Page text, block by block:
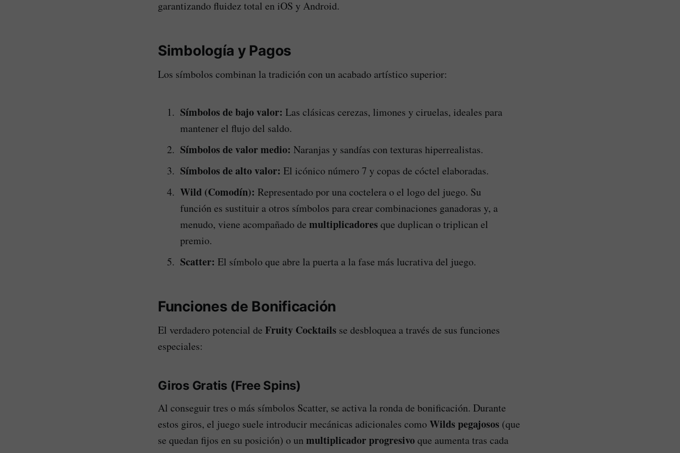
garantizando fluidez total en iOS y Android.
Simbología y Pagos
Los símbolos combinan la tradición con un acabado artístico superior:
Símbolos de bajo valor: Las clásicas cerezas, limones y ciruelas, ideales para
mantener el flujo del saldo.
Símbolos de valor medio: Naranjas y sandías con texturas hiperrealistas.
Símbolos de alto valor: El icónico número 7 y copas de cóctel elaboradas.
Wild (Comodín): Representado por una coctelera o el logo del juego. Su
función es sustituir a otros símbolos para crear combinaciones ganadoras y, a
menudo, viene acompañado de multiplicadores que duplican o triplican el
premio.
Scatter: El símbolo que abre la puerta a la fase más lucrativa del juego.
Funciones de Bonificación
El verdadero potencial de Fruity Cocktails se desbloquea a través de sus funciones
especiales:
Giros Gratis (Free Spins)
Al conseguir tres o más símbolos Scatter, se activa la ronda de bonificación. Durante
estos giros, el juego suele introducir mecánicas adicionales comoWilds pegajosos (que
se quedan fijos en su posición) o un multiplicador progresivoque aumenta tras cada